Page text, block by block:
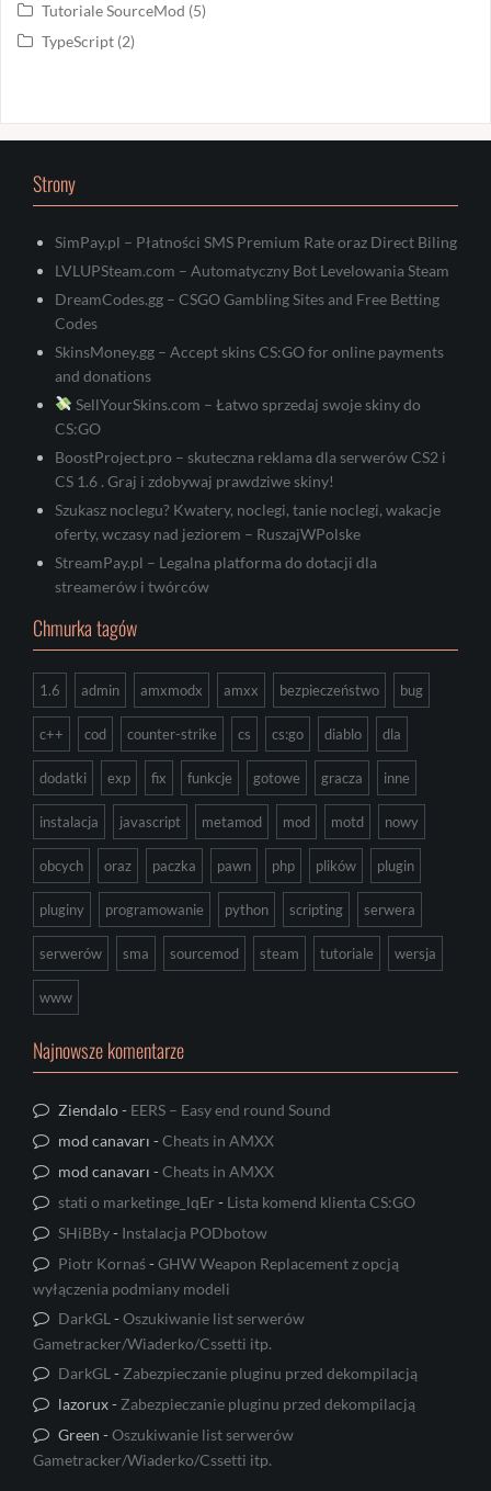
Tutoriale SourceMod (5)
TypeScript (2)
Strony
SimPay.pl – Płatności SMS Premium Rate oraz Direct Biling
LVLUPSteam.com – Automatyczny Bot Levelowania Steam
DreamCodes.gg – CSGO Gambling Sites and Free Betting
Codes
SkinsMoney.gg – Accept skins CS:GO for online payments
and donations
SellYourSkins.com – Łatwo sprzedaj swoje skiny do
CS:GO
BoostProject.pro – skuteczna reklama dla serwerów CS2 i
CS 1.6 . Graj i zdobywaj prawdziwe skiny!
Szukasz noclegu? Kwatery, noclegi, tanie noclegi, wakacje
oferty, wczasy nad jeziorem – RuszajWPolske
StreamPay.pl – Legalna platforma do dotacji dla
streamerów i twórców
Chmurka tagów
1.6 admin amxmodx amxx bezpieczeństwo bug
c++ cod counter-strike cs cs:go diablo dla
dodatki exp fix funkcje gotowe gracza inne
instalacja javascript metamod mod motd nowy
obcych oraz paczka pawn php plików plugin
pluginy programowanie python scripting serwera
serwerów sma sourcemod steam tutoriale wersja
www
Najnowsze komentarze
Ziendalo- EERS – Easy end round Sound
mod canavarı -Cheats in AMXX
mod canavarı -Cheats in AMXX
stati o marketinge_lqEr - Lista komend klienta CS:GO
SHiBBy- Instalacja PODbotow
Piotr Kornaś-GHW Weapon Replacement z opcją
wyłączenia podmiany modeli
DarkGL -Oszukiwanie list serwerów
Gametracker/Wiaderko/Cssetti itp.
DarkGL - Zabezpieczanie pluginu przed dekompilacją
lazorux- Zabezpieczanie pluginu przed dekompilacją
Green -Oszukiwanie list serwerów
Gametracker/Wiaderko/Cssetti itp.